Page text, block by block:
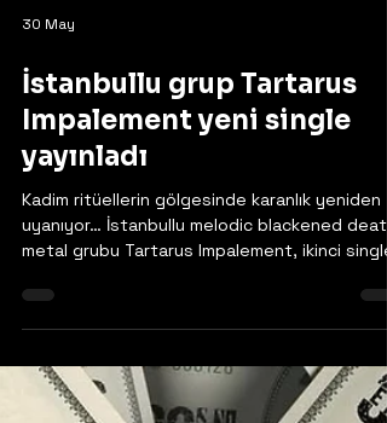
30 May
İstanbullu grup Tartarus
Impalement yeni single
yayınladı
Kadim ritüellerin gölgesinde karanlık yeniden
metal grubu Tartarus Impalement, ikinci
yasak çağrıların, yozlaşmış arzuların ve geri
dönüşü olmayan bir uyanışın içine sürüklüyor.